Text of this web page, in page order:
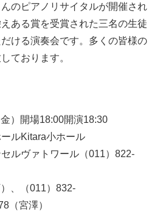
のピアノリサイタルが開催され
ある賞を受賞された三名の生徒
ける演奏会です。多くの皆様の
ております。
）開場18:00開演18:30
ルKitara小ホール
ルヴァトワール（011）822-
、（011）832-
（宮澤）